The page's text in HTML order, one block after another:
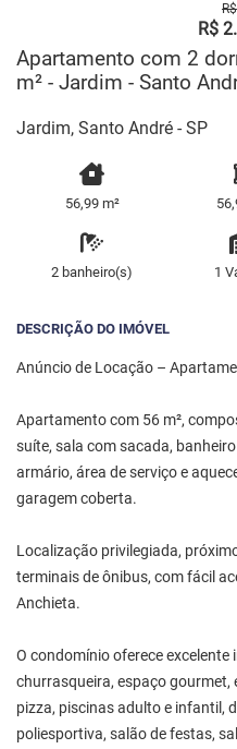
R$
Apartamento com 2
m² - Jardim - Santo
Jardim, Santo André - SP
56,99 m²
2 banheiro(s) 1
DESCRIÇÃO DO IMÓVEL
Anúncio de Locação –
Apartamento com 56 m²,
suíte, sala com sacada,
armário, área de serviço e
garagem coberta.
Localização privilegiada,
terminais de ônibus, com fácil
Anchieta.
O condomínio oferece
churrasqueira, espaço gourmet,
pizza, piscinas adulto e infantil,
poliesportiva, salão de festas,